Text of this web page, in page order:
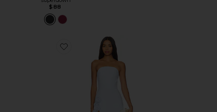
$88
Favorite ВЕЧЕРНЕЕ ПЛАТЬЕ WOLFE